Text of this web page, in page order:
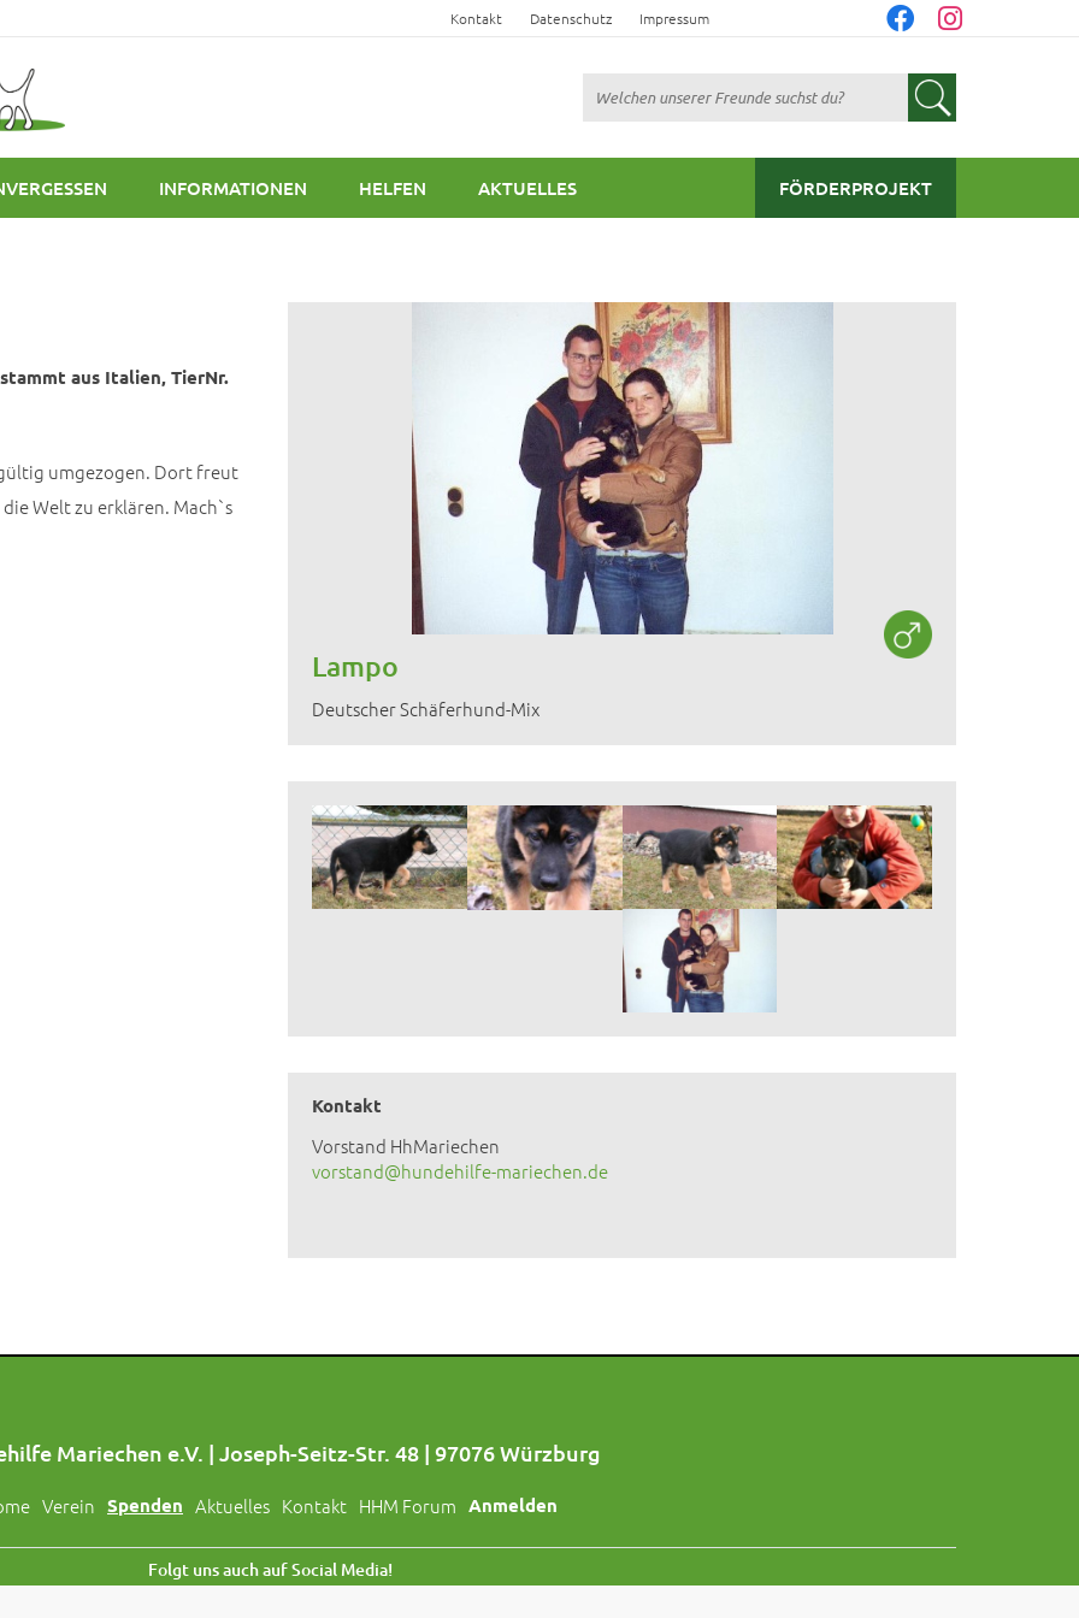
Kontakt Datenschutz Impressum
Suchen
INFORMATIONEN HELFEN AKTUELLES FÖRDERPROJEKT
aus Italien, TierNr.
umgezogen. Dort freut
Welt zu erklären. Mach`s
Lampo
Deutscher Schäferhund-Mix
Kontakt
Vorstand HhMariechen
vorstand@hundehilfe-mariechen.de
Mariechen e.V. | Joseph-Seitz-Str. 48 | 97076 Würzburg
Verein Spenden Aktuelles Kontakt HHM Forum Anmelden
Folgt uns auch auf Social Media!